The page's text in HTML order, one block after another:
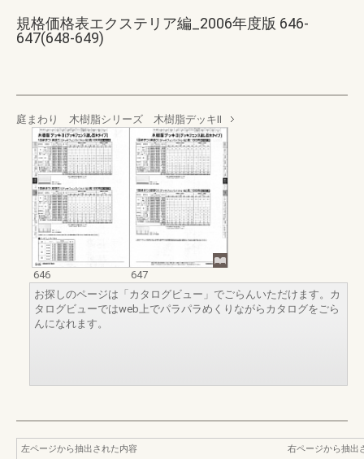
規格価格表エクステリア編_2006年度版 646-
647(648-649)
庭まわり 木樹脂シリーズ 木樹脂デッキII
646
647
お探しのページは「カタログビュー」でごらんいただけます。カ
タログビューではweb上でパラパラめくりながらカタログをごら
んになれます。
左ページから抽出された内容
右ページから抽出